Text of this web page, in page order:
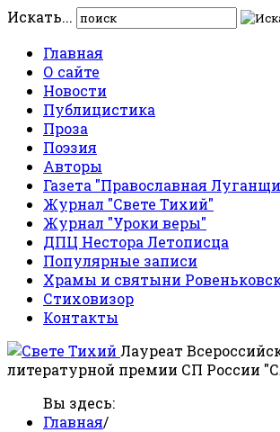
Искать...
Главная
О сайте
Новости
Публицистика
Проза
Поэзия
Авторы
Газета "Православная
Журнал "Свете Тихий"
Журнал "Уроки веры"
ДПЦ Нестора Летописца
Популярные записи
Храмы и святыни
Стиховизор
Контакты
Лауреат
литературной премии СП России
Вы здесь:
Главная/